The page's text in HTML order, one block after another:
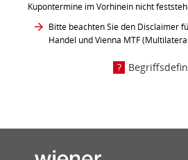
Kupontermine im Vorhinein nicht
Bitte beachten Sie den Disclaimer
Handel und Vienna MTF